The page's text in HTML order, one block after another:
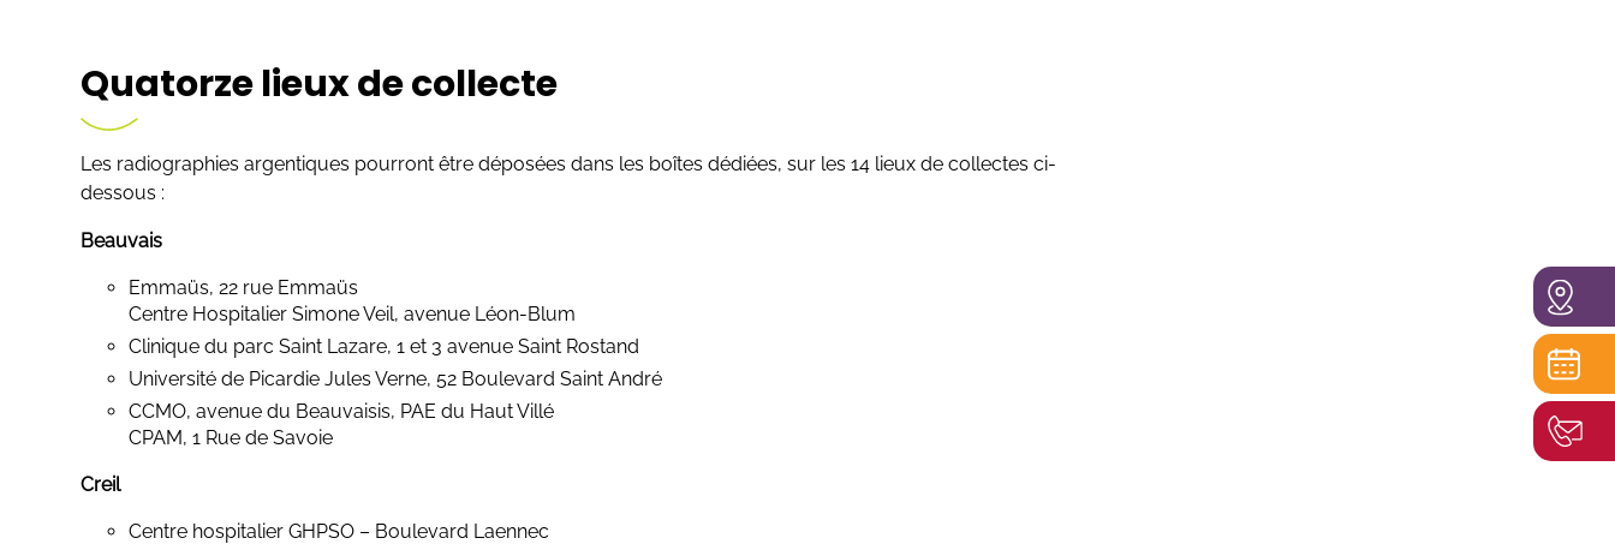
Quatorze lieux de collecte
Les radiographies argentiques pourront être déposées dans les boîtes dédiées, sur les 14 lieux de collectes ci-
dessous :
Beauvais
Emmaüs, 22 rue Emmaüs
Centre Hospitalier Simone Veil, avenue Léon-Blum
Clinique du parc Saint Lazare, 1 et 3 avenue Saint Rostand
Université de Picardie Jules Verne, 52 Boulevard Saint André
CCMO, avenue du Beauvaisis, PAE du Haut Villé
CPAM, 1 Rue de Savoie
Creil
Centre hospitalier GHPSO – Boulevard Laennec